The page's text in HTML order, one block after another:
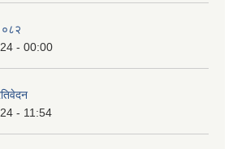
- 00:00
- 11:54